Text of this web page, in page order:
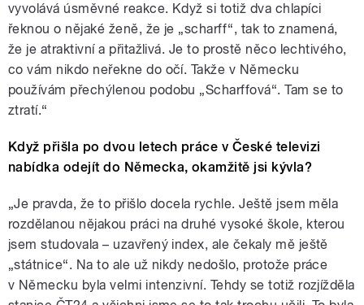
vyvolává úsměvné reakce. Když si totiž dva chlapíci
řeknou o nějaké ženě, že je „scharff“, tak to znamená,
že je atraktivní a přitažlivá. Je to prostě něco lechtivého,
co vám nikdo neřekne do očí. Takže v Německu
používám přechýlenou podobu „Scharffová“. Tam se to
ztratí.“
Když přišla po dvou letech práce v České televizi
nabídka odejít do Německa, okamžitě jsi kývla?
„Je pravda, že to přišlo docela rychle. Ještě jsem měla
rozdělanou nějakou práci na druhé vysoké škole, kterou
jsem studovala – uzavřený index, ale čekaly mě ještě
„státnice“. Na to ale už nikdy nedošlo, protože práce
v Německu byla velmi intenzivní. Tehdy se totiž rozjížděla